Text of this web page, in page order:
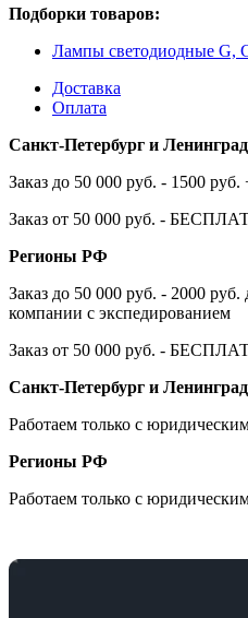
Подборки товаров:
Лампы светодиодные G,
Доставка
Оплата
Санкт-Петербург и
Заказ до 50 000 руб. - 1500
Заказ от 50 000 руб. -
Регионы РФ
Заказ до 50 000 руб. - 2000
компании с экспедированием
Заказ от 50 000 руб. -
Санкт-Петербург и
Работаем только с
Регионы РФ
Работаем только с